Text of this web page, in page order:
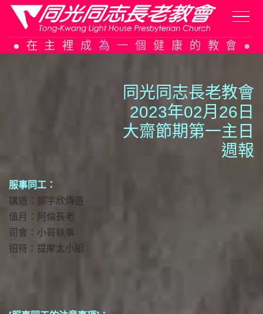
Skip
to
在主裡成為一個健康的教會
同光同志長老教會
2023年02月26日
大齋節期第一主日
週報
服事同工：
講道：郭宇欣傳道
值月：阿倫長老
司會：小哥執事
招待：提摩太小組